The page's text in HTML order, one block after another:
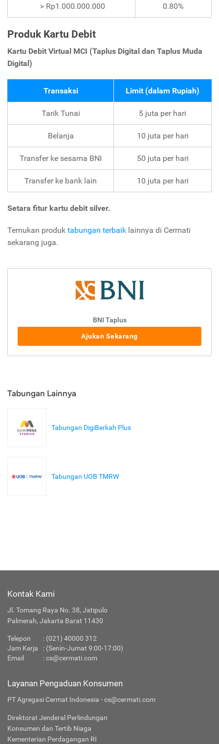
> Rp1.000.000.000 0.80%
Produk Kartu Debit
Kartu Debit Virtual MCI (Taplus Digital dan Taplus Muda
Digital)
Transaksi Limit (dalam Rupiah)
Tarik Tunai 5 juta per hari
Belanja 10 juta per hari
Transfer ke sesama BNI 50 juta per hari
Transfer ke bank lain 10 juta per hari
Setara fitur kartu debit silver.
Temukan produk tabungan terbaik lainnya di Cermati
sekarang juga.
BNI Taplus
Ajukan Sekarang
Tabungan Lainnya
Tabungan DigiBerkah Plus
Tabungan UOB TMRW
Kontak Kami
Jl. Tomang Raya No. 38, Jatipulo
Palmerah, Jakarta Barat 11430
Telepon : (021) 40000 312
Jam Kerja
: (Senin-Jumat 9:00-17:00)
Email
:cs@cermati.com
Layanan Pengaduan Konsumen
PT Agregasi Cermat Indonesia - cs@cermati.com
Direktorat Jenderal Perlindungan
Konsumen dan Tertib Niaga
Kementerian Perdagangan RI